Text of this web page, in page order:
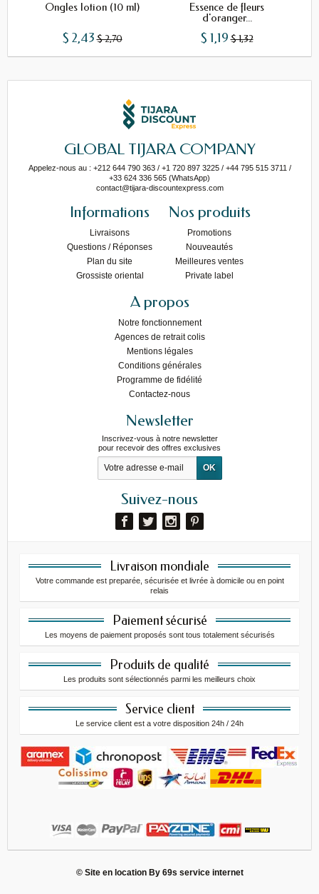
Ongles lotion (10 ml)
$ 2,43 $ 2,70
Essence de fleurs
d'oranger...
$ 1,19 $ 1,32
GLOBAL TIJARA COMPANY
Appelez-nous au : +212 644 790 363 / +1 720 897 3225 / +44 795 515 3711 /
+33 624 336 565 (WhatsApp)
contact@tijara-discountexpress.com
Informations
Livraisons
Questions / Réponses
Plan du site
Grossiste oriental
Nos produits
Promotions
Nouveautés
Meilleures ventes
Private label
A propos
Notre fonctionnement
Agences de retrait colis
Mentions légales
Conditions générales
Programme de fidélité
Contactez-nous
Newsletter
Inscrivez-vous à notre newsletter
pour recevoir des offres exclusives
Suivez-nous
Livraison mondiale
Votre commande est preparée, sécurisée et livrée à domicile ou en point
relais
Paiement sécurisé
Les moyens de paiement proposés sont tous totalement sécurisés
Produits de qualité
Les produits sont sélectionnés parmi les meilleurs choix
Service client
Le service client est a votre disposition 24h / 24h
© Site en location By 69s service internet